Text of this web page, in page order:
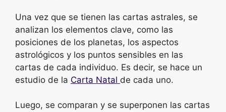
Una vez que se tienen las cartas astrales, se
analizan los elementos clave, como las
posiciones de los planetas, los aspectos
astrológicos y los puntos sensibles en las
cartas de cada individuo. Es decir, se hace un
estudio de la Carta Natal de cada uno.
Luego, se comparan y se superponen las cartas